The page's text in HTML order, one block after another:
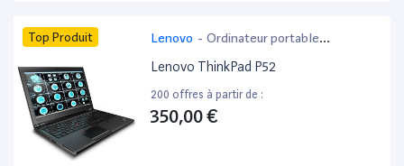
Top Produit Lenovo - Ordinateur portable
bureautique
Lenovo ThinkPad P52
200 offres à partir de :
350,00 €